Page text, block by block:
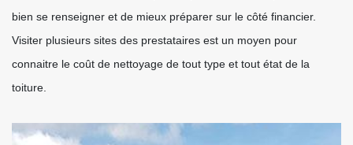
bien se renseigner et de mieux préparer sur le côté financier.
Visiter plusieurs sites des prestataires est un moyen pour
connaitre le coût de nettoyage de tout type et tout état de la
toiture.